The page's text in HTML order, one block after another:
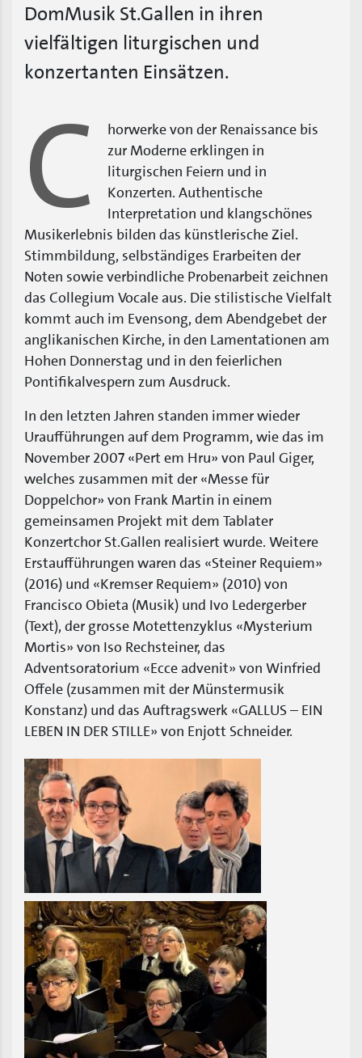
DomMusik St.Gallen in ihren
vielfältigen liturgischen und
konzertanten Einsätzen.
C
horwerke von der Renaissance bis
zur Moderne erklingen in
liturgischen Feiern und in
Konzerten. Authentische
Interpretation und klangschönes
Musikerlebnis bilden das künstlerische Ziel.
Stimmbildung, selbständiges Erarbeiten der
Noten sowie verbindliche Probenarbeit zeichnen
das Collegium Vocale aus. Die stilistische Vielfalt
kommt auch im Evensong, dem Abendgebet der
anglikanischen Kirche, in den Lamentationen am
Hohen Donnerstag und in den feierlichen
Pontifikalvespern zum Ausdruck.
In den letzten Jahren standen immer wieder
Uraufführungen auf dem Programm, wie das im
November 2007 «Pert em Hru» von Paul Giger,
welches zusammen mit der «Messe für
Doppelchor» von Frank Martin in einem
gemeinsamen Projekt mit dem Tablater
Konzertchor St.Gallen realisiert wurde. Weitere
Erstaufführungen waren das «Steiner Requiem»
(2016) und «Kremser Requiem» (2010) von
Francisco Obieta (Musik) und Ivo Ledergerber
(Text), der grosse Motettenzyklus «Mysterium
Mortis» von Iso Rechsteiner, das
Adventsoratorium «Ecce advenit» von Winfried
Offele (zusammen mit der Münstermusik
Konstanz) und das Auftragswerk «GALLUS – EIN
LEBEN IN DER STILLE» von Enjott Schneider.